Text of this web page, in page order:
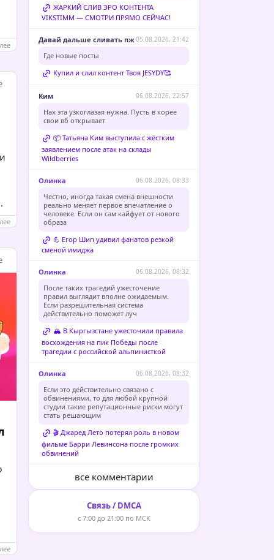
ЖАРКИЙ СЛИВ ЭРО КОНТЕНТА
VIKSTIMM — СМОТРИ ПРЯМО СЕЙЧАС!
Давай дальше сливать пж05.08.2026, 21:42
Где новые посты
Купил и слил контент Твоя JESYDY🥰
Ким 06.08.2026, 22:57
Нах эта узкоглазая нужна. Пусть в корее
свои вб открывает
📦 Татьяна Ким выступила с жёстким
заявлением после атак на склады
Wildberries
Олинка 06.08.2026, 08:33
Честно, иногда такая смена внешности
реально меняет первое впечатление о
человеке. Если он сам кайфует от нового
образа
💪 Егор Шип удивил фанатов резкой
сменой имиджа
Олинка 06.08.2026, 08:32
После таких трагедий ужесточение
правил выглядит вполне ожидаемым.
Если разрешительная система
действительно поможет луч
🏔️ В Кыргызстане ужесточили правила
восхождения на пик Победы после
трагедии с российской альпинисткой
Олинка 06.08.2026, 08:32
Если это действительно связано с
обвинениями, то для любой крупной
студии такие репутационные риски могут
стать решающим
🎬 Джаред Лето потерял роль в новом
фильме Барри Левинсона после громких
обвинений
все комментарии
Связь / DMCA
с 7:00 до 21:00 по МСК